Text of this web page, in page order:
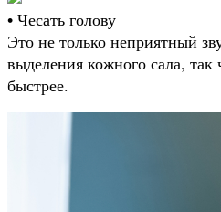
• Чесать голову
Это не только неприятный
выделения кожного сала, так
быстрее.